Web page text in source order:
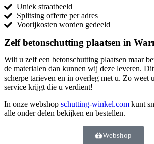
Uniek straatbeeld
Splitsing offerte per adres
Voorijkosten worden gedeeld
Zelf betonschutting plaatsen in
Wilt u zelf een betonschutting plaatsen maar
de materialen dan kunnen wij deze leveren.
scherpe tarieven en in overleg met u. Zo weet
service krijgt die u verdient!
In onze webshop schutting-winkel.com kunt
alle onder delen bekijken en bestellen.
Webshop